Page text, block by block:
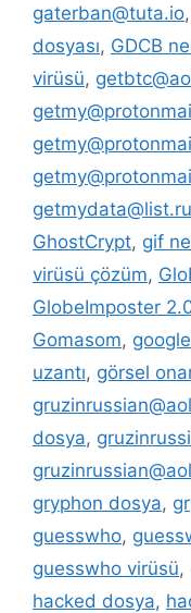
gaterban@tuta.io,
dosyası, GDCB
virüsü,
getmydata@list.ru
GhostCrypt, gif
virüsü çözüm,
GlobeImposter
Gomasom,
uzantı, görsel
dosya,
gryphon dosya,
guesswho,
guesswho virüsü,
hacked dosya,